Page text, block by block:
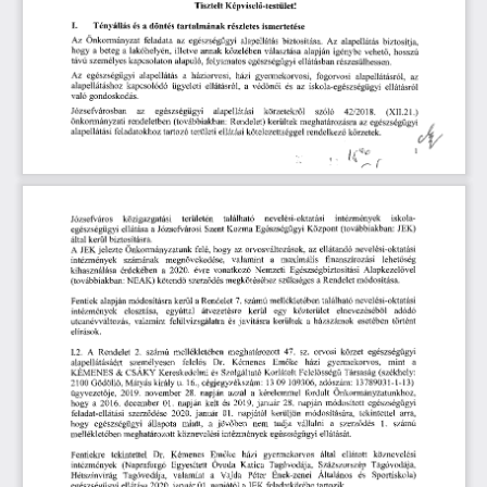
Tisztelt Képviselő -testület!
I.
Tényállás és a döntés tartalmának részletes ismertetése
Az Önkormányzat feladata az egészségügyi alapellátás biztosítása. Az alapellátás biztosítja,
hogy a beteg a lakóhelyén, illetve annak közelében választása alapján igénybe vehető, hosszú
távú személyes kapcsolaton alapuló, folyamatos egészségügyi ellátásban részesülhessen.
Az egészségügyi alapellátás a háziorvosi, házi gyermekorvosi, fogorvosi alapellátásról,
az
alapellátáshoz kapcsolódó ügyeleti ellátásról, a védőnői és az iskola-egészségügyi ellátásról
való gondoskodás.
Józsefvárosban
az egészségügyi alapellátási körzetekről szóló 42/2018.
(XII.21.)
önkormányzati rendeletben (továbbiakban: Rendelet) kerültek meghatározásra az egészségügyi
alapellátási feladatokhoz tartozó területi ellátási kötelezettséggel rendelkezőkörzetek.
Józsefváros közigazgatási területén található nevelési-oktatási intézmények
iskola-
egészségügyi ellátása a Józsefvárosi Szent Kozma Egészségügyi Központ (továbbiakban: JEK)
által kerül biztosításra.
A JEK jelezte Önkormányzatunk felé, hogy az orvosváltozások, az ellátandó nevelési-oktatási
intézmények számának megnövekedése, valamint a maximális finanszírozási lehetőség
kihasználása érdekében a 2020. évre vonatkozó Nemzeti Egészségbiztosítási Alapkezelővel
(továbbiakban: NEAK) kötendő szerződés megkötéséhez szükséges a Rendelet módosítása.
Fentiek alapján módosításra kerül a Rendelet 7. számú mellékletében található nevelési-oktatási
intézmények
elosztása, egyúttal átvezetésre kerül egy közterület elnevezéséből
adódó
utcanévváltozás, valamint felülvizsgálatra és javításra kerültek a házszámok esetében történt
elírások.
1.2. A Rendelet 2. számú mellékletében meghatározott 47. sz. orvosi körzet egészségügyi
alapellátásáért
személyesen felelős Dr. Kémenes Emőke házi gyermekorvos, mint a
KÉMENES & CSÁKY Kereskedelmi és Szolgáltató Korlátolt Felelősségű Társaság (székhely:
2100 Gödöllő, Mátyás király u. 16., cégjegyzékszám: 13 09 109306, adószám: 13789031-1-13)
ügyvezetője, 2019. november 28. napján azzal a kérelemmel fordult Önkormányzatunkhoz,
hogy a 2016. december 01. napján kelt és 2019. január 28. napján módosított egészségügyi
feladat-ellátási szerződése 2020. január 01. napjától kerüljön módosítására, tekintettel arra,
hogy egészségügyi állapota miatt, a jövőben nem tudja vállalni a szerződés 1.
számú
mellékletében meghatározott köznevelési intézmények egészségügyi ellátását.
Fentiekre tekintettel Dr. Kémenes Emőke házi gyermekorvos által ellátott köznevelési
intézmények (Napraforgó Egyesített Óvoda Katica Tagóvodája, Százszorszép Tagóvodája,
Hétszínvirág Tagóvodája, valamint a Vajda Péter Ének-zenei Általános és
Sportiskola)
egészségügyi ellátása 2020. január 01. napjától a JEK feladatkörébe tartozik.